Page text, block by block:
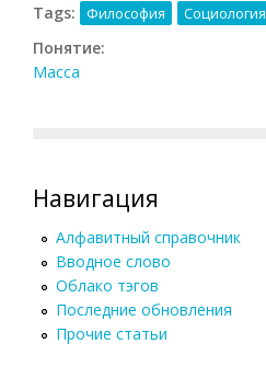
Tags: Философия Социология
Понятие:
Масса
Навигация
Алфавитный справочник
Вводное слово
Облако тэгов
Последние обновления
Прочие статьи